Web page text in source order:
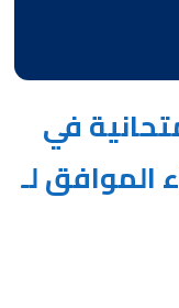
في
الموافق لـ